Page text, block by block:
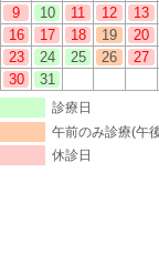
9
10 11 12 13
16
17 18 19 20
23
24 25 26 27
30
31
診療日
午前のみ診療(午
休診日